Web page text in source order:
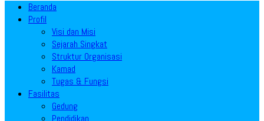
Beranda
Profil
Visi dan Misi
Sejarah Singkat
Struktur Organisasi
Kamad
Tugas & Fungsi
Fasilitas
Gedung
Pendidikan